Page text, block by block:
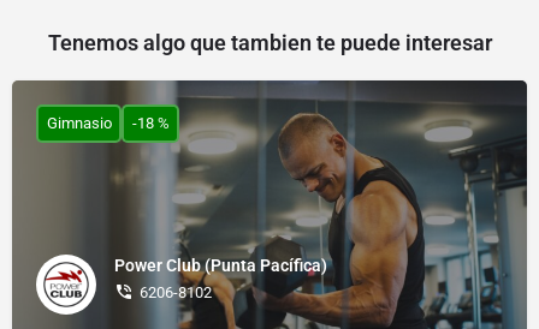
Tenemos algo que tambien te puede interesar
Power Club (Punta Pacífica)
6206-8102
Gimnasio -18 %